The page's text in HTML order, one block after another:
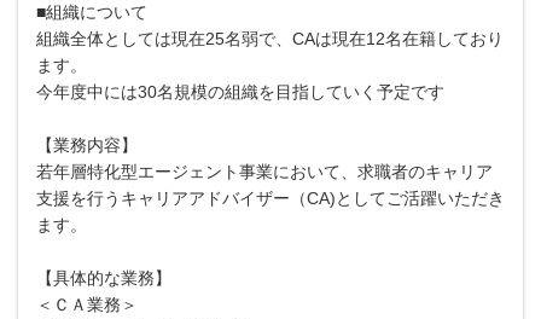
■組織について
組織全体としては現在25名弱で、CAは現在12名在籍しており
ます。
今年度中には30名規模の組織を目指していく予定です
【業務内容】
若年層特化型エージェント事業において、求職者のキャリア
支援を行うキャリアアドバイザー（CA)としてご活躍いただき
ます。
【具体的な業務】
＜ＣＡ業務＞